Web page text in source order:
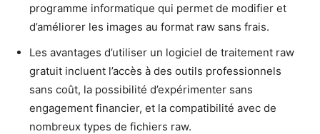
programme informatique qui permet de modifier et
d’améliorer les images au format raw sans frais.
Les avantages d’utiliser un logiciel de traitement raw
gratuit incluent l’accès à des outils professionnels
sans coût, la possibilité d’expérimenter sans
engagement financier, et la compatibilité avec de
nombreux types de fichiers raw.